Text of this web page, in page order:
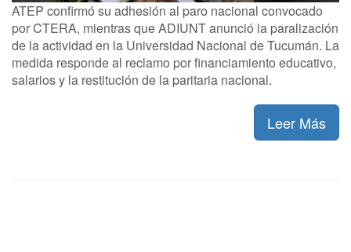
ATEP confirmó su adhesión al paro nacional convocado
por CTERA, mientras que ADIUNT anunció la paralización
de la actividad en la Universidad Nacional de Tucumán. La
medida responde al reclamo por financiamiento educativo,
salarios y la restitución de la paritaria nacional.
Leer Más